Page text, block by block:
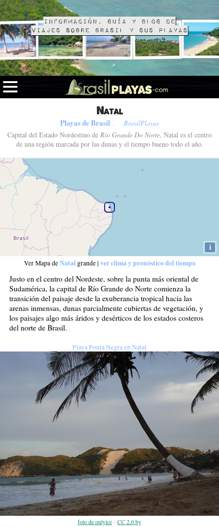
Información, guía y blog de
viajes sobre Brasil y sus playas
Natal
Playas de Brasil .
BrasilPlayas
Capital del Estado Nordestino de Río Grande Do Norte, Natal es el centro
de una región marcada por las dunas y el tiempo bueno todo el año.
Justo en el centro del Nordeste, sobre la punta más oriental de
Sudamérica, la capital de Río Grande do Norte comienza la
transición del paisaje desde la exuberancia tropical hacia las
arenas inmensas, dunas parcialmente cubiertas de vegetación, y
los paisajes algo más áridos y desérticos de los estados costeros
del norte de Brasil.
Playa Ponta Negra en Natal
foto de onlyice - CC 2.0 by
i
Ver Mapa deNatal grande| ver clima y pronóstico del tiempo
Fotos de Natal